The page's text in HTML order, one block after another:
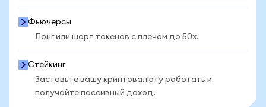
Фьючерсы
Лонг или шорт токенов с плечом до 50x.
Стейкинг
Заставьте вашу криптовалюту работать и
получайте пассивный доход.